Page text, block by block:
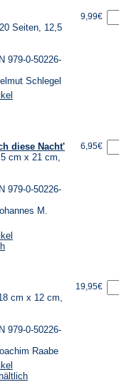
Seiten, 12,5
979-0-50226-
Schlegel
9,99€
diese Nacht'
cm x 21 cm,
979-0-50226-
M.
6,95€
cm x 12 cm,
979-0-50226-
Raabe
19,95€